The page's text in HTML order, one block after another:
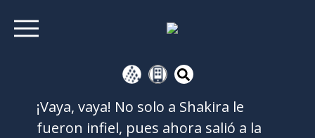
¡Vaya, vaya! No solo a Shakira le
fueron infiel, pues ahora salió a la